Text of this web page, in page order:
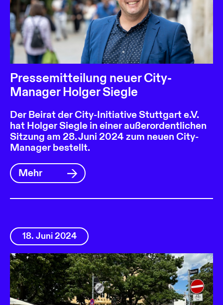
Pressemitteilung neuer City-
Manager Holger Siegle
Der Beirat der City-Initiative Stuttgart e.V.
hat Holger Siegle in einer außerordentlichen
Sitzung am 28. Juni 2024 zum neuen City-
Manager bestellt.
Mehr
18. Juni 2024